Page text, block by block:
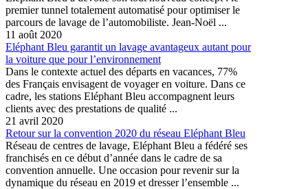
premier tunnel totalement automatisé pour optimiser le
parcours de lavage de l’automobiliste. Jean-Noël ...
11 août 2020
Eléphant Bleu garantit un lavage avantageux autant pour
la voiture que pour l’environnement
Dans le contexte actuel des départs en vacances, 77%
des Français envisagent de voyager en voiture. Dans ce
cadre, les stations Eléphant Bleu accompagnent leurs
clients avec des prestations de qualité ...
21 avril 2020
Retour sur la convention 2020 du réseau Eléphant Bleu
Réseau de centres de lavage, Eléphant Bleu a fédéré ses
franchisés en ce début d’année dans le cadre de sa
convention annuelle. Une occasion pour revenir sur la
dynamique du réseau en 2019 et dresser l’ensemble ...